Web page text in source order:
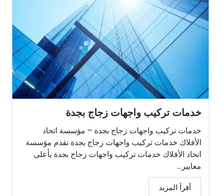
خدمات تركيب واجهات زجاج بجدة
خدمات تركيب واجهات زجاج بجدة – مؤسسة اتحاد
الأفلاك خدمات تركيب واجهات زجاج بجدة تقدم مؤسسة
اتحاد الأفلاك خدمات تركيب واجهات زجاج بجدة بأعلى
معايير...
أقرأ المزيد